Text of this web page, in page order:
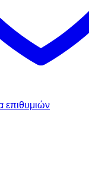
επιθυμιών